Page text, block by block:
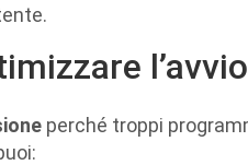
perché troppi